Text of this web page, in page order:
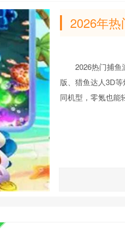
2026年
2026热门捕
版、猎鱼达人3D
同机型，零氪也能